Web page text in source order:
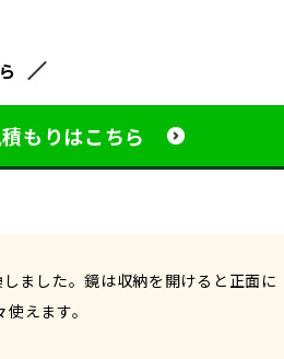
もりはこちら
ました。鏡は収納を開けると正面に
えます。